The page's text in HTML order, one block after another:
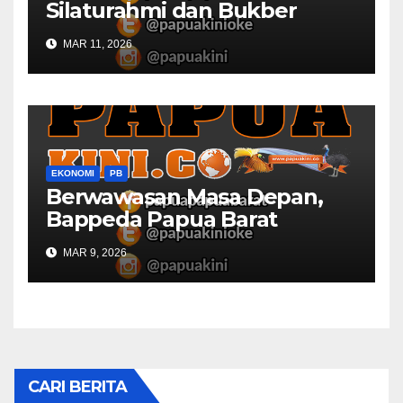
Silaturahmi dan Bukber
Bersama DPR RI dan
Mendagri di IPDN
MAR 11, 2026
EKONOMI PB
Berwawasan Masa Depan,
Bappeda Papua Barat
Konsultasi Publik RKPD 2027
MAR 9, 2026
CARI BERITA